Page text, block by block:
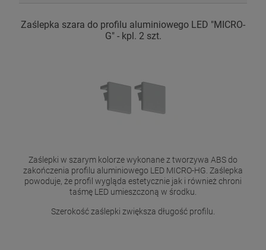
Zaślepka szara do profilu aluminiowego LED "MICRO-
G" - kpl. 2 szt.
Zaślepki w szarym kolorze wykonane z tworzywa ABS do
zakończenia profilu aluminiowego LED MICRO-HG. Zaślepka
powoduje, że profil wygląda estetycznie jak i również chroni
taśmę LED umieszczoną w środku.
Szerokość zaślepki zwiększa długość profilu.